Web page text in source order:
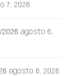
7, 2026
agosto 6,
agosto 6, 2026